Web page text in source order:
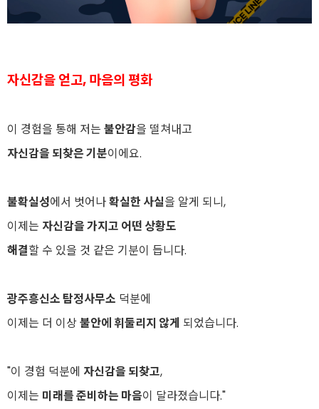
자신감을 얻고, 마음의 평화
이 경험을 통해 저는 불안감을 떨쳐내고
자신감을 되찾은 기분이에요.
불확실성에서 벗어나확실한 사실을 알게 되니,
이제는 자신감을 가지고 어떤 상황도
해결할 수 있을 것 같은 기분이 듭니다.
광주흥신소 탐정사무소 덕분에
이제는 더 이상불안에 휘둘리지 않게 되었습니다.
"이 경험 덕분에 자신감을 되찾고,
이제는 미래를 준비하는 마음이 달라졌습니다."